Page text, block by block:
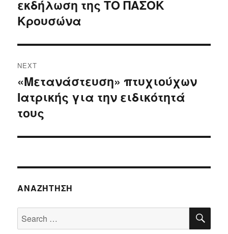
post:
εκδήλωση της ΤΟ ΠΑΣΟΚ
Κρουσώνα
NEXT
Next
post:
«Μετανάστευση» πτυχιούχων
Ιατρικής για την ειδικότητά
τους
ΑΝΑΖΉΤΗΣΗ
Search
for: